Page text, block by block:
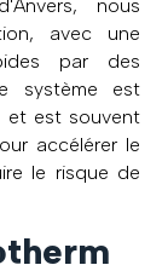
nous
avec une
par des
système est
et est souvent
accélérer le
le risque de